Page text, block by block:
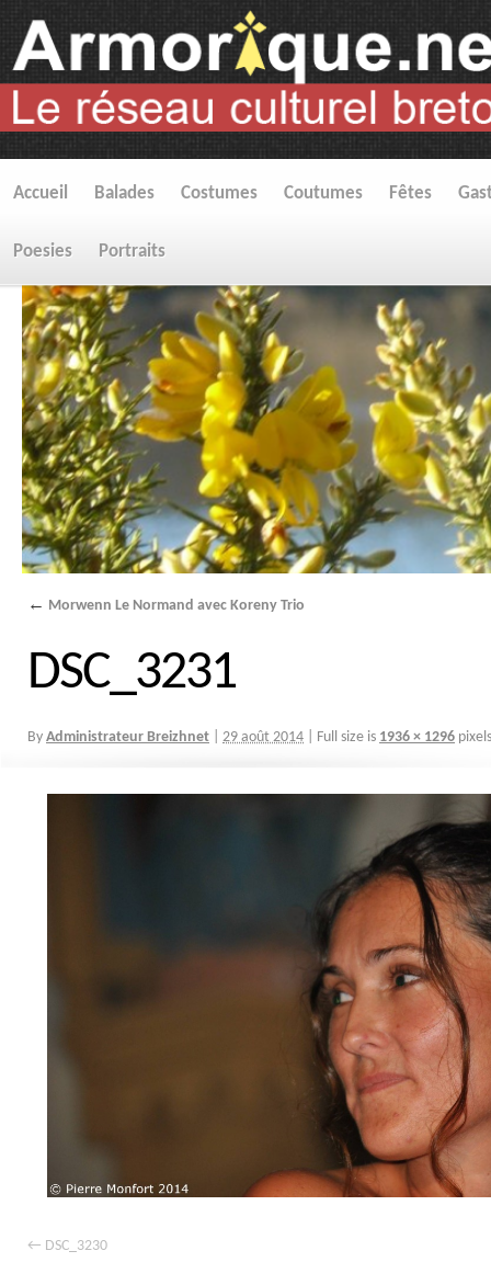
Accueil Balades Costumes Coutumes Fêtes
Poesies Portraits
← Morwenn Le Normand avec Koreny Trio
DSC_3231
By Administrateur Breizhnet 29 août 2014 Full size is 1936 × 1296 pixels
DSC_3230